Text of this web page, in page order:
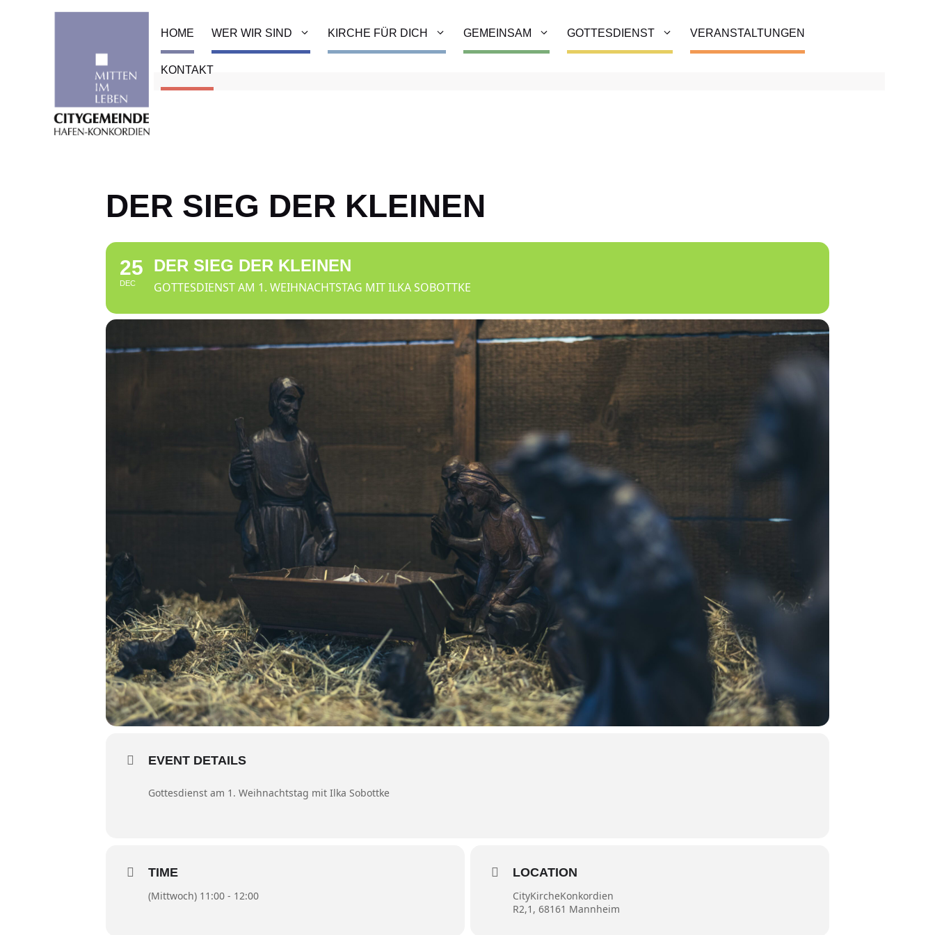
HOME WER WIR SIND KIRCHE FÜR DICH GEMEINSAM GOTTESDIENST VERANSTALTUNGEN
KONTAKT
DER SIEG DER KLEINEN
25
DEC
DER SIEG DER KLEINEN
GOTTESDIENST AM 1. WEIHNACHTSTAG MIT ILKA SOBOTTKE
EVENT DETAILS
Gottesdienst am 1. Weihnachtstag mit Ilka Sobottke
TIME
(Mittwoch) 11:00 - 12:00
LOCATION
CityKircheKonkordien
R2,1, 68161 Mannheim